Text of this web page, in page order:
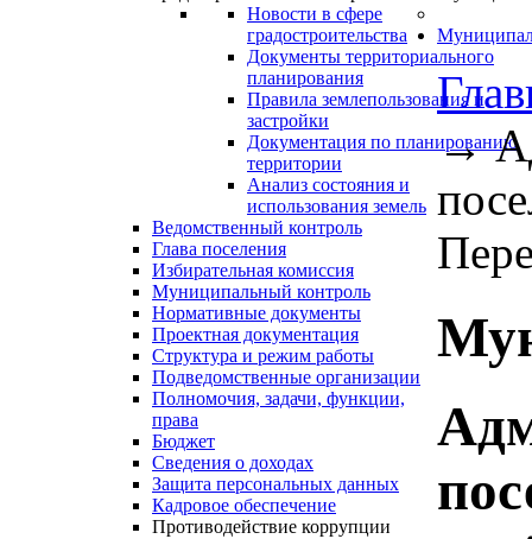
Новости в сфере
градостроительства
Документы территориального
планирования
Правила землепользования и
застройки
Документация по планированию
территории
Анализ состояния и
использования земель
Ведомственный контроль
Глава поселения
Избирательная комиссия
Муниципальный контроль
Нормативные документы
Проектная документация
Структура и режим работы
Подведомственные организации
Полномочия, задачи, функции,
права
Бюджет
Сведения о доходах
Защита персональных данных
Кадровое обеспечение
Противодействие коррупции
→